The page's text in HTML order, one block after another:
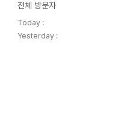
전체 방문자
Today :
Yesterday :